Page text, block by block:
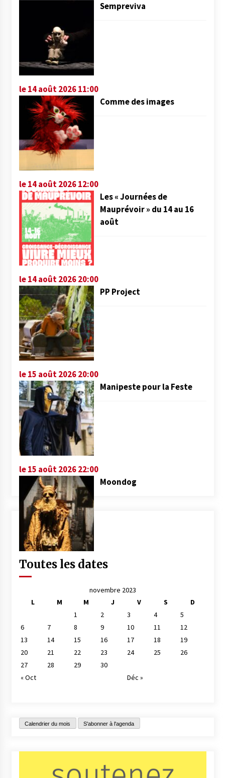
Sempreviva
le 14 août 2026 11:00
Comme des images
le 14 août 2026 12:00
Les « Journées de
Mauprévoir » du 14 au 16
août
le 14 août 2026 20:00
PP Project
le 15 août 2026 20:00
Manipeste pour la Feste
le 15 août 2026 22:00
Moondog
Toutes les dates
novembre 2023
L
M M J V S
D
1
2 3 4
5
6
7 8 9 10 11
12
13
14 15 16 17 18
19
20
21 22 23 24 25
26
27
28 29
30
« Oct
Déc »
Calendrier du mois S'abonner à l'agenda